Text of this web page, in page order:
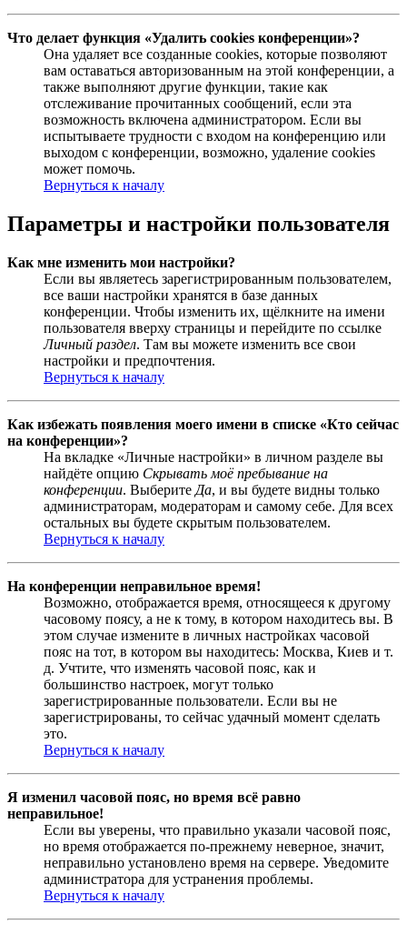
Что делает функция «Удалить cookies конференции»?
Она удаляет все созданные cookies, которые позволяют
вам оставаться авторизованным на этой конференции, а
также выполняют другие функции, такие как
отслеживание прочитанных сообщений, если эта
возможность включена администратором. Если вы
испытываете трудности с входом на конференцию или
выходом с конференции, возможно, удаление cookies
может помочь.
Вернуться к началу
Параметры и настройки пользователя
Как мне изменить мои настройки?
Если вы являетесь зарегистрированным пользователем,
все ваши настройки хранятся в базе данных
конференции. Чтобы изменить их, щёлкните на имени
пользователя вверху страницы и перейдите по ссылке
Личный раздел. Там вы можете изменить все свои
настройки и предпочтения.
Вернуться к началу
Как избежать появления моего имени в списке «Кто сейчас
на конференции»?
На вкладке «Личные настройки» в личном разделе вы
найдёте опцию Скрывать моё пребывание на
конференции. Выберите Да, и вы будете видны только
администраторам, модераторам и самому себе. Для всех
остальных вы будете скрытым пользователем.
Вернуться к началу
На конференции неправильное время!
Возможно, отображается время, относящееся к другому
часовому поясу, а не к тому, в котором находитесь вы. В
этом случае измените в личных настройках часовой
пояс на тот, в котором вы находитесь: Москва, Киев и т.
д. Учтите, что изменять часовой пояс, как и
большинство настроек, могут только
зарегистрированные пользователи. Если вы не
зарегистрированы, то сейчас удачный момент сделать
это.
Вернуться к началу
Я изменил часовой пояс, но время всё равно
неправильное!
Если вы уверены, что правильно указали часовой пояс,
но время отображается по-прежнему неверное, значит,
неправильно установлено время на сервере. Уведомите
администратора для устранения проблемы.
Вернуться к началу